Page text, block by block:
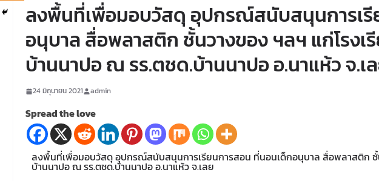
ลงพื้นที่เพื่อมอบวัสดุ อุปกรณ์สนับสนุนการเรี
อนุบาล สื่อพลาสติก ชั้นวางของ ฯลฯ แก่โรงเ
บ้านนาปอ ณ รร.ตชด.บ้านนาปอ อ.นาแห้ว จ.เ
24 มิถุนายน 2021 admin
Spread the love
ลงพื้นที่เพื่อมอบวัสดุ อุปกรณ์สนับสนุนการเรียนการสอน ที่นอนเด็กอนุบาล สื่อพลาสติก ชั้น
บ้านนาปอ ณ รร.ตชด.บ้านนาปอ อ.นาแห้ว จ.เลย